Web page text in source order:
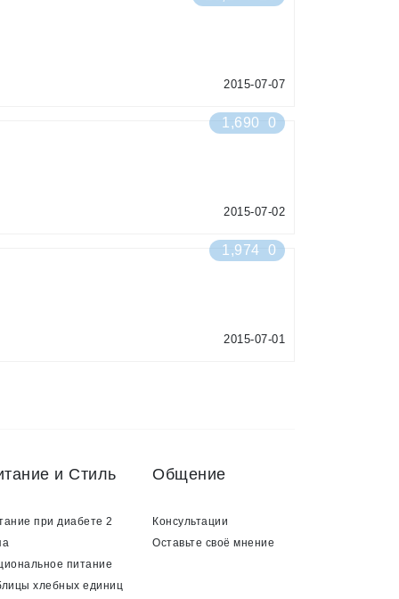
2015-07-07
1,690 0
2015-07-02
1,974 0
2015-07-01
и Стиль
при диабете 2
питание
хлебных единиц
Общение
Консультации
Оставьте своё мнение